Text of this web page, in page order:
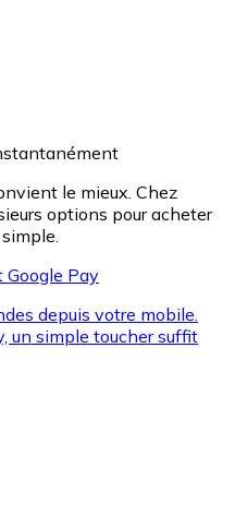
le mieux. Chez
options pour acheter
Pay
depuis votre mobile.
un simple toucher suffit